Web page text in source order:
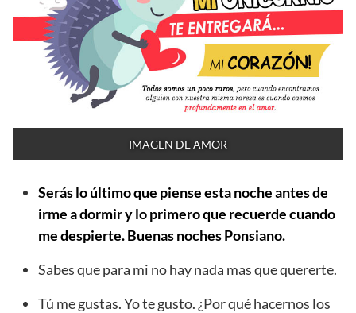
IMAGEN DE AMOR
Serás lo último que piense esta noche antes de
irme a dormir y lo primero que recuerde cuando
me despierte. Buenas noches Ponsiano.
Sabes que para mi no hay nada mas que quererte.
Tú me gustas. Yo te gusto. ¿Por qué hacernos los